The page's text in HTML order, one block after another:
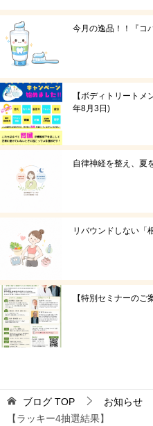
今月の逸品！！『コ
【ボディトリートメ
年8月3日
自律神経を整え、夏
リバウンドしない「
【特別セミナーのご
ブログ TOP お知らせ
【ラッキー4抽選結果】